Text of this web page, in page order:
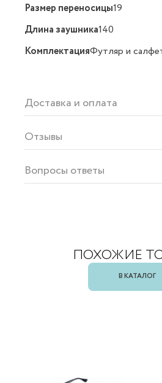
Размер переносицы19
Длина заушника140
КомплектацияФутляр и
Доставка и оплата
Отзывы
Вопросы ответы
ПОХОЖИЕ
В КАТАЛОГ